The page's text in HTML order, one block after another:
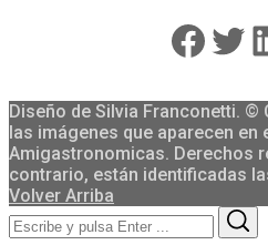
Diseño de Silvia Franconetti. ©
las imágenes que aparecen en
Amigastronomicas. Derechos
contrario, están identificadas
Volver Arriba
Search
for: